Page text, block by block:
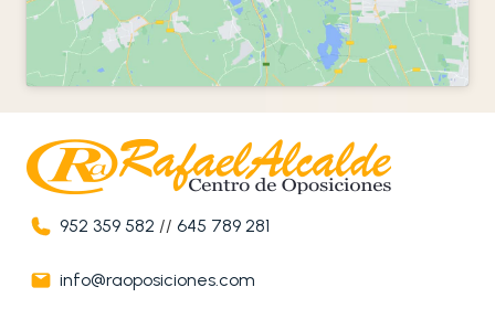
952 359 582 //645 789 281
info@raoposiciones.com